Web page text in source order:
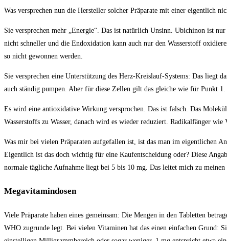
Was versprechen nun die Hersteller solcher Präparate mit einer eigentlich
Sie versprechen mehr „Energie“. Das ist natürlich Unsinn. Ubichinon ist
nicht schneller und die Endoxidation kann auch nur den Wasserstoff
so nicht gewonnen werden.
Sie versprechen eine Unterstützung des Herz-Kreislauf-Systems: Das liegt
auch ständig pumpen. Aber für diese Zellen gilt das gleiche wie für Punkt 1.
Es wird eine antioxidative Wirkung versprochen. Das ist falsch. Das
Wasserstoffs zu Wasser, danach wird es wieder reduziert. Radikalfänger
Was mir bei vielen Präparaten aufgefallen ist, ist das man im eigentlichen
Eigentlich ist das doch wichtig für eine Kaufentscheidung oder? Diese
normale tägliche Aufnahme liegt bei 5 bis 10 mg. Das leitet mich zu meinen
Megavitamindosen
Viele Präparate haben eines gemeinsam: Die Mengen in den Tabletten
WHO zugrunde legt. Bei vielen Vitaminen hat das einen einfachen Grund: